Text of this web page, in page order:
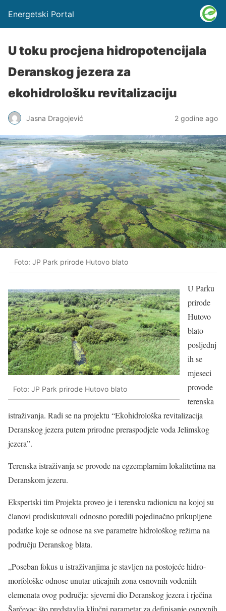
Energetski Portal
U toku procjena hidropotencijala
Deranskog jezera za
ekohidrološku revitalizaciju
Jasna Dragojević 2 godine ago
Foto: JP Park prirode Hutovo blato
Foto: JP Park prirode Hutovo blato
U Parku
prirode
Hutovo
blato
posljednj
ih se
mjeseci
provode
terenska
istraživanja. Radi se na projektu “Ekohidrološka revitalizacija
Deranskog jezera putem prirodne preraspodjele voda Jelimskog
jezera”.
Terenska istraživanja se provode na egzemplarnim lokalitetima na
Deranskom jezeru.
Ekspertski tim Projekta proveo je i terensku radionicu na kojoj su
članovi prodiskutovali odnosno poredili pojedinačno prikupljene
podatke koje se odnose na sve parametre hidrološkog režima na
području Deranskog blata.
„Poseban fokus u istraživanjima je stavljen na postojeće hidro-
morfološke odnose unutar uticajnih zona osnovnih vodeniih
elemenata ovog područja: sjeverni dio Deranskog jezera i rječina
Šarčevac što predstavlja ključni parametar za definisanje osnovnih